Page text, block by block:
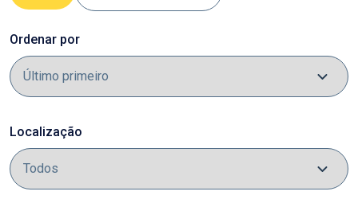
Ordenar por
Localização